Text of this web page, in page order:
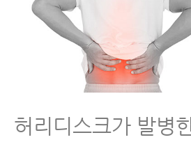
- 허리디스크 치료
- 허리에 좋은 음
식 찾으신다구요
허리디스크가 발병